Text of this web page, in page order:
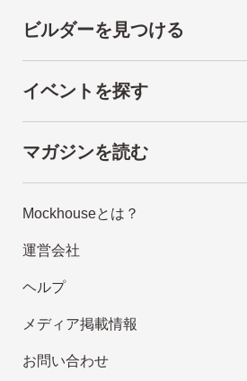
ビルダーを見つける
イベントを探す
マガジンを読む
Mockhouseとは？
運営会社
ヘルプ
メディア掲載情報
お問い合わせ